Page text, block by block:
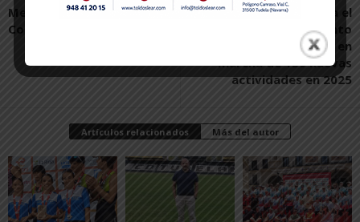
Mejoras en el colegio
Compañía de María
Consorcio EDER impulsa el
emprendimiento
apoyando la puesta en
marcha de 139 nuevas
actividades en 2025
Artículos relacionados Más del autor